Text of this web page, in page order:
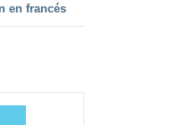
en francés